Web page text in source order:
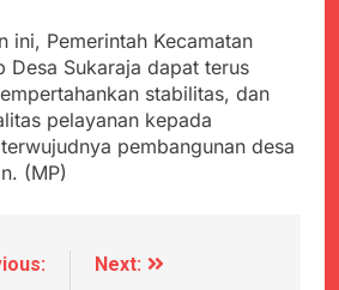
Perairan Giligenting
Ditemukan, Polisi
Pastikan Penanganan
Berjalan Sesuai
Prosedur
Agustus 3, 2026
Kapolresta Sumenep
Sambut Kedatangan
Korban Evakuasi KM
Mutiara Sentosa 2 di
Agustus 3, 2026
ini, Pemerintah Kecamatan
Desa Sukaraja dapat terus
stabilitas, dan
pelayanan kepada
pembangunan desa
(MP)
Next: